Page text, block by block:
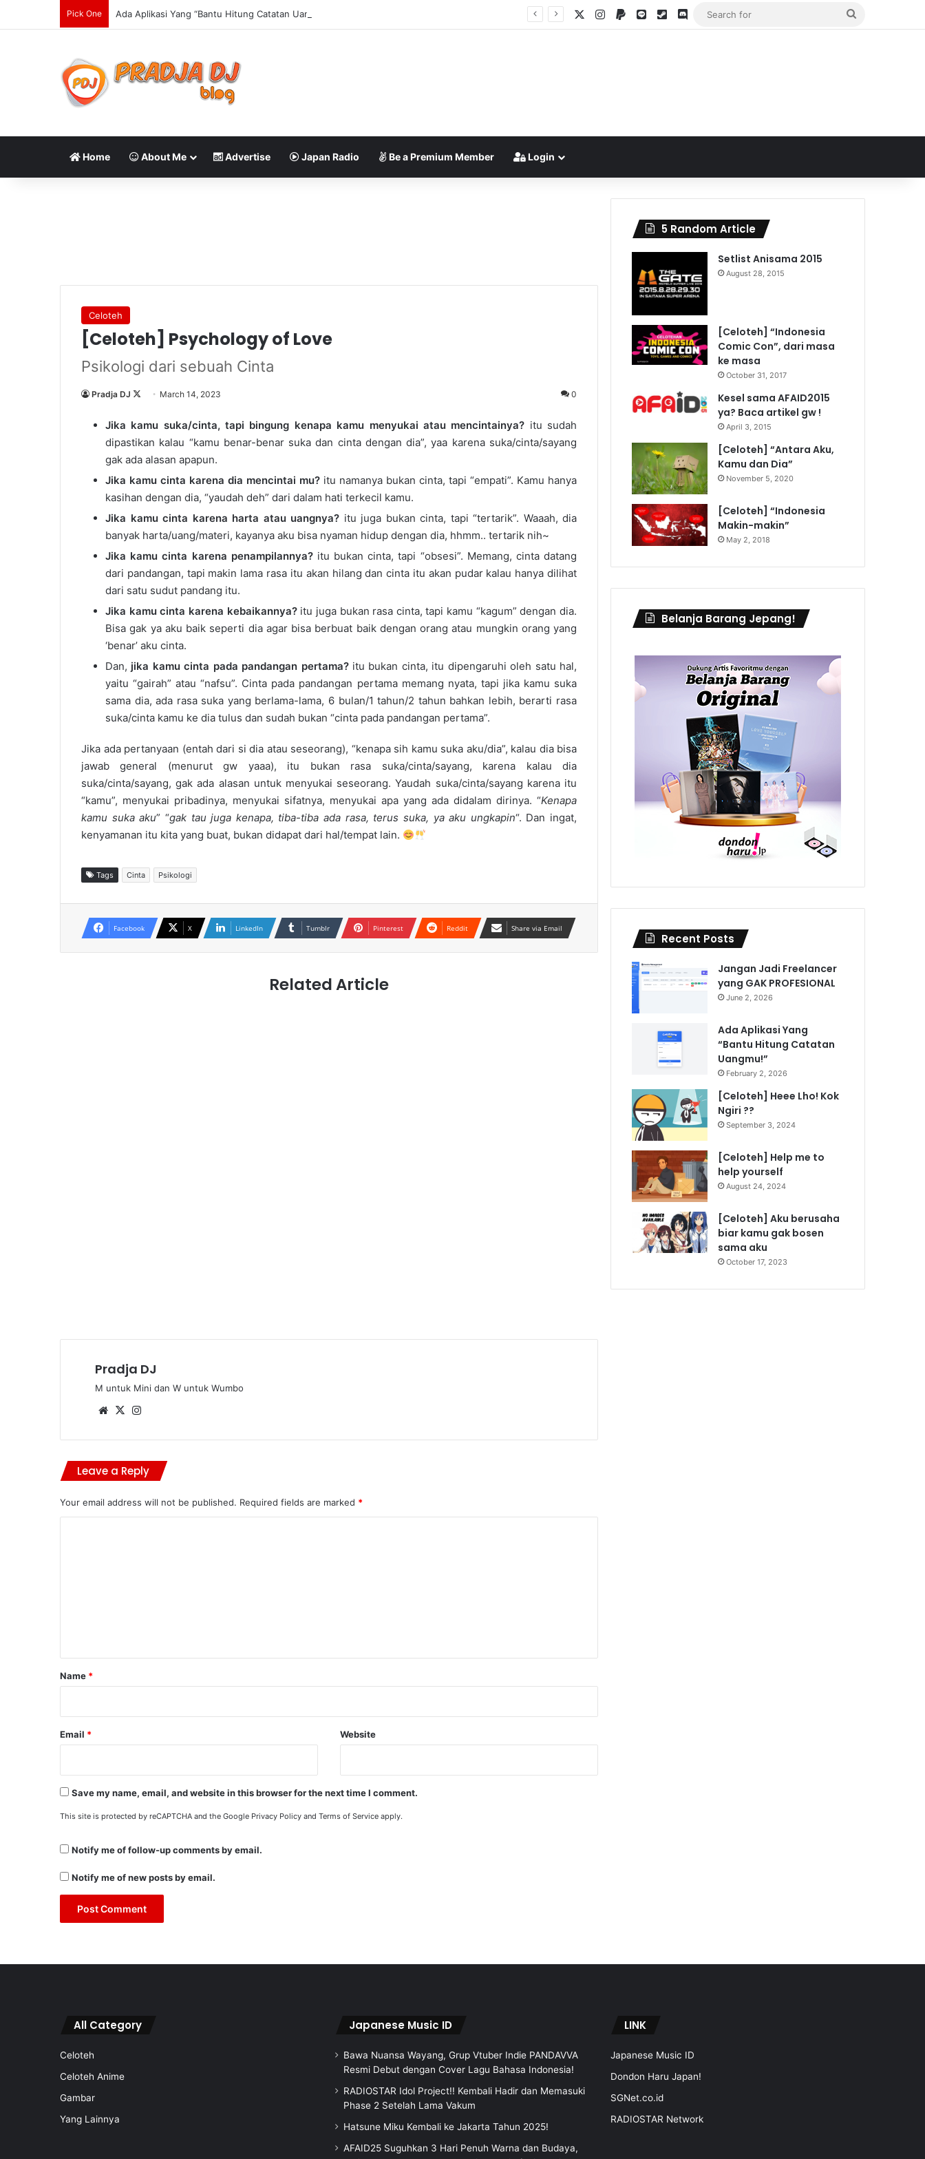
Pick One Ada Aplikasi Yang “Bantu Hitung Catatan Uangmu!” Instagram
Paypal
LINESteamDiscord @PDJ#6484
Home About Me Advertise Japan Radio Be a Premium Member Login
Celoteh
[Celoteh] Psychology of Love
Psikologi dari sebuah Cinta
Pradja DJ
Follow
X
March 14, 2023 0
Jika kamu suka/cinta, tapi bingung kenapa kamu menyukai atau mencintainya? itu sudah
dipastikan kalau “kamu benar-benar suka dan cinta dengan dia”, yaa karena suka/cinta/sayang
gak ada alasan apapun.
Jika kamu cinta karena dia mencintai mu? itu namanya bukan cinta, tapi “empati”. Kamu hanya
kasihan dengan dia, “yaudah deh” dari dalam hati terkecil kamu.
Jika kamu cinta karena harta atau uangnya? itu juga bukan cinta, tapi “tertarik”. Waaah, dia
banyak harta/uang/materi, kayanya aku bisa nyaman hidup dengan dia, hhmm.. tertarik nih~
Jika kamu cinta karena penampilannya?itu bukan cinta, tapi “obsesi”. Memang, cinta datang
dari pandangan, tapi makin lama rasa itu akan hilang dan cinta itu akan pudar kalau hanya dilihat
dari satu sudut pandang itu.
Jika kamu cinta karena kebaikannya?itu juga bukan rasa cinta, tapi kamu “kagum” dengan dia.
Bisa gak ya aku baik seperti dia agar bisa berbuat baik dengan orang atau mungkin orang yang
‘benar’ aku cinta.
Dan, jika kamu cinta pada pandangan pertama?itu bukan cinta, itu dipengaruhi oleh satu hal,
yaitu “gairah” atau “nafsu”. Cinta pada pandangan pertama memang nyata, tapi jika kamu suka
sama dia, ada rasa suka yang berlama-lama, 6 bulan/1 tahun/2 tahun bahkan lebih, berarti rasa
suka/cinta kamu ke dia tulus dan sudah bukan “cinta pada pandangan pertama”.
Jika ada pertanyaan (entah dari si dia atau seseorang), “kenapa sih kamu suka aku/dia”, kalau dia bisa
jawab general (menurut gw yaaa), itu bukan rasa suka/cinta/sayang, karena kalau dia
suka/cinta/sayang, gak ada alasan untuk menyukai seseorang. Yaudah suka/cinta/sayang karena itu
“kamu”, menyukai pribadinya, menyukai sifatnya, menyukai apa yang ada didalam dirinya. “Kenapa
kamu suka aku” “gak tau juga kenapa, tiba-tiba ada rasa, terus suka, ya aku ungkapin“. Dan ingat,
kenyamanan itu kita yang buat, bukan didapat dari hal/tempat lain.
Tags Cinta Psikologi
Facebook X LinkedIn Tumblr Pinterest Reddit Share via Email
Related Article
Pradja DJ
M untuk Mini dan W untuk Wumbo
Website
X
Leave a Reply
Your email address will not be published. Required fields are marked *
*
Name *
Email * Website
Save my name, email, and website in this browser for the next time I comment.
This site is protected by reCAPTCHA and the Google Privacy Policy and Terms of Service apply.
Notify me of follow-up comments by email.
Notify me of new posts by email.
5 Random Article
Setlist Anisama 2015
August 28, 2015
[Celoteh] “Indonesia
Comic Con”, dari masa
ke masa
October 31, 2017
Kesel sama AFAID2015
ya? Baca artikel gw !
April 3, 2015
[Celoteh] “Antara Aku,
Kamu dan Dia”
November 5, 2020
[Celoteh] “Indonesia
Makin-makin”
May 2, 2018
Belanja Barang Jepang!
Recent Posts
Jangan Jadi Freelancer
yang GAK PROFESIONAL
June 2, 2026
Ada Aplikasi Yang
“Bantu Hitung Catatan
Uangmu!”
February 2, 2026
[Celoteh] Heee Lho! Kok
Ngiri ??
September 3, 2024
[Celoteh] Help me to
help yourself
August 24, 2024
[Celoteh] Aku berusaha
biar kamu gak bosen
sama aku
October 17, 2023
All Category
Celoteh
Celoteh Anime
Gambar
Yang Lainnya
Japanese Music ID
Bawa Nuansa Wayang, Grup Vtuber Indie PANDAVVA
Resmi Debut dengan Cover Lagu Bahasa Indonesia!
RADIOSTAR Idol Project!! Kembali Hadir dan Memasuki
Phase 2 Setelah Lama Vakum
Hatsune Miku Kembali ke Jakarta Tahun 2025!
AFAID25 Suguhkan 3 Hari Penuh Warna dan Budaya,
LINK
Japanese Music ID
Dondon Haru Japan!
SGNet.co.id
RADIOSTAR Network